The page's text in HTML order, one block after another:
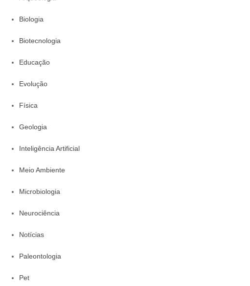
Biologia
Biotecnologia
Educação
Evolução
Física
Geologia
Inteligência Artificial
Meio Ambiente
Microbiologia
Neurociência
Notícias
Paleontologia
Pet